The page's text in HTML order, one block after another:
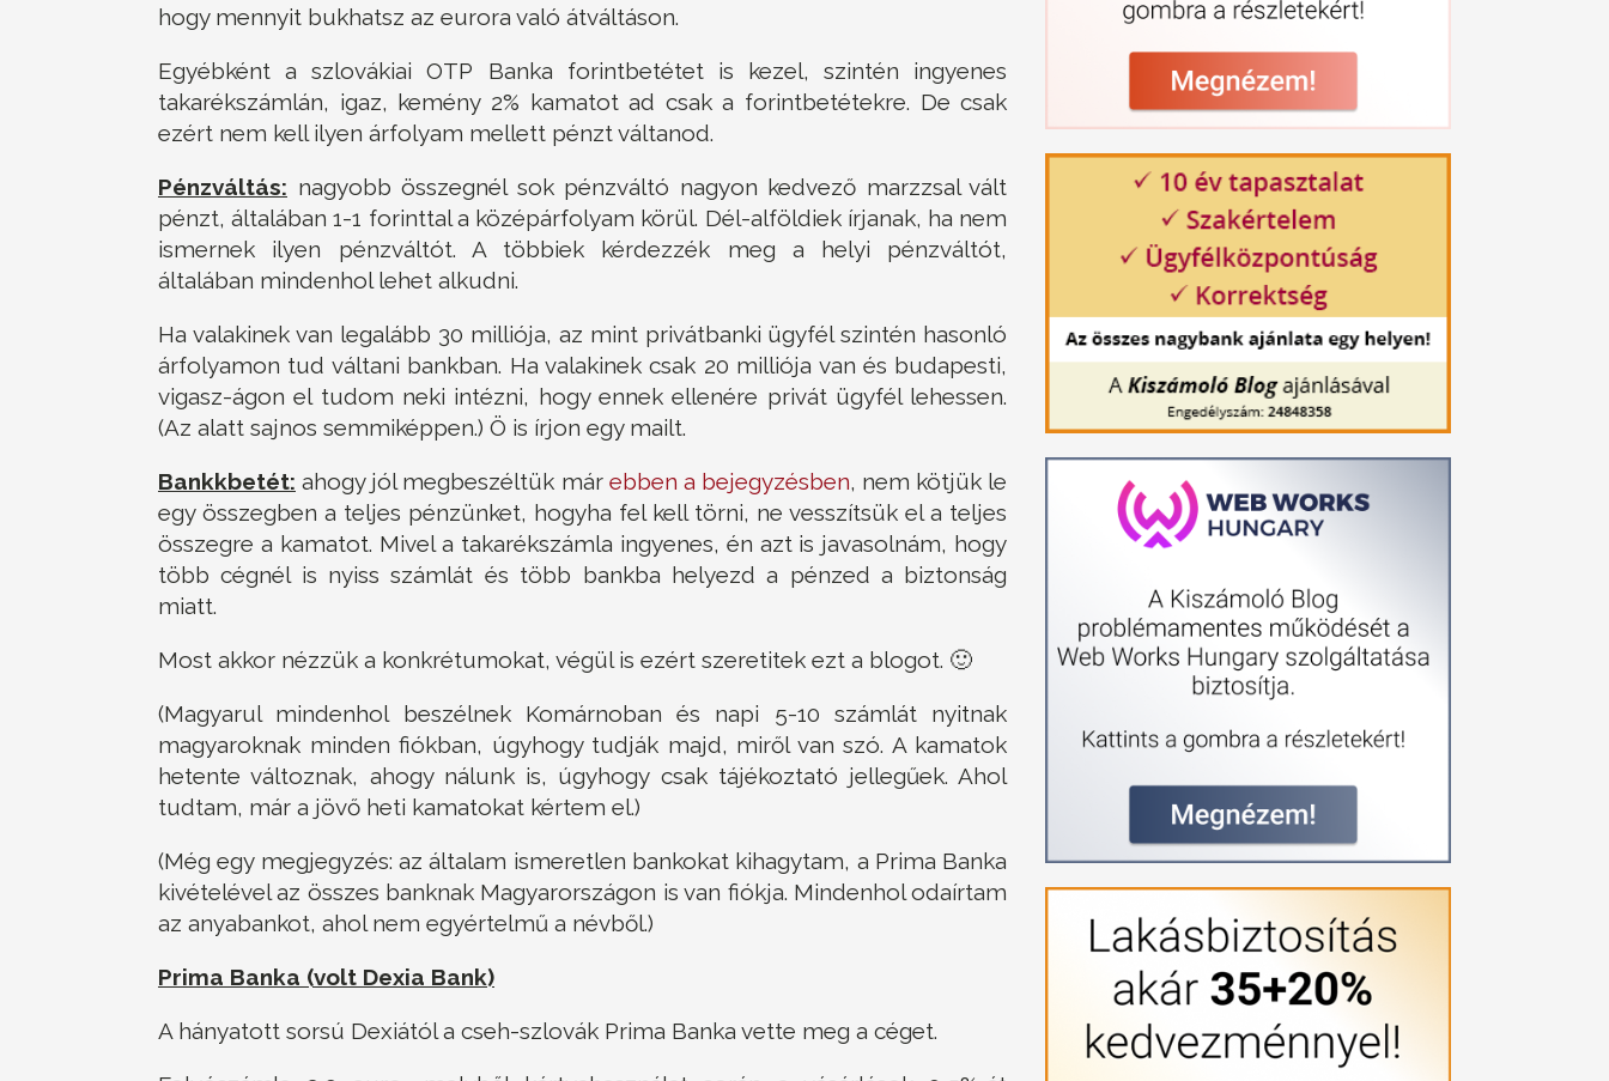
hogy mennyit bukhatsz az eurora való átváltáson.
Egyébként a szlovákiai OTP Banka forintbetétet is kezel, szintén ingyenes
takarékszámlán, igaz, kemény 2% kamatot ad csak a forintbetétekre. De csak
ezért nem kell ilyen árfolyam mellett pénzt váltanod.
Pénzváltás: nagyobb összegnél sok pénzváltó nagyon kedvező marzzsal vált
pénzt, általában 1-1 forinttal a középárfolyam körül. Dél-alföldiek írjanak, ha nem
ismernek ilyen pénzváltót. A többiek kérdezzék meg a helyi pénzváltót,
általában mindenhol lehet alkudni.
Ha valakinek van legalább 30 milliója, az mint privátbanki ügyfél szintén hasonló
árfolyamon tud váltani bankban. Ha valakinek csak 20 milliója van és budapesti,
vigasz-ágon el tudom neki intézni, hogy ennek ellenére privát ügyfél lehessen.
(Az alatt sajnos semmiképpen.) Ö is írjon egy mailt.
Bankkbetét: ahogy jól megbeszéltük már ebben a bejegyzésben, nem kötjük le
egy összegben a teljes pénzünket, hogyha fel kell törni, ne vesszítsük el a teljes
összegre a kamatot. Mivel a takarékszámla ingyenes, én azt is javasolnám, hogy
több cégnél is nyiss számlát és több bankba helyezd a pénzed a biztonság
miatt.
Most akkor nézzük a konkrétumokat, végül is ezért szeretitek ezt a blogot. 🙂
(Magyarul mindenhol beszélnek Komárnoban és napi 5-10 számlát nyitnak
magyaroknak minden fiókban, úgyhogy tudják majd, miről van szó. A kamatok
hetente változnak, ahogy nálunk is, úgyhogy csak tájékoztató jellegűek. Ahol
tudtam, már a jövő heti kamatokat kértem el.)
(Még egy megjegyzés: az általam ismeretlen bankokat kihagytam, a Prima Banka
kivételével az összes banknak Magyarországon is van fiókja. Mindenhol odaírtam
az anyabankot, ahol nem egyértelmű a névből.)
Prima Banka (volt Dexia Bank)
A hányatott sorsú Dexiától a cseh-szlovák Prima Banka vette meg a céget.